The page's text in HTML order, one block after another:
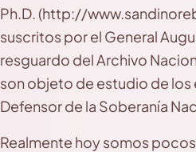
Ph.D. (http://
suscritos por el General
resguardo del Archivo
son objeto de estudio de los
Defensor de la Soberanía
Realmente hoy somos